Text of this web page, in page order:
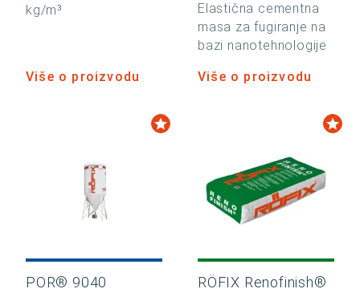
kg/m³
Više o proizvodu
Elastična cementna
masa za fugiranje na
bazi nanotehnologije
Više o proizvodu
POR® 9040 RÖFIX Renofinish®